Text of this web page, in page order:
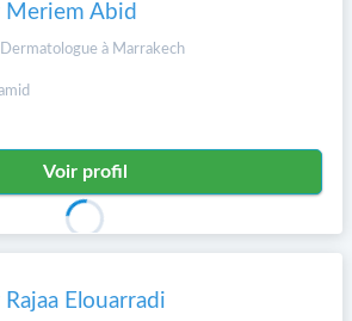
Meriem Abid
à Marrakech
Voir profil
Rajaa Elouarradi